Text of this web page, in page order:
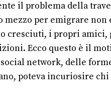
il problema della
per emigrare
cresciuti, i propri
Ecco questo è il
network, delle
poteva incuriosire